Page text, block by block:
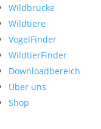
Wildbrücke
Wildtiere
VogelFinder
WildtierFinder
Downloadbereich
Über uns
Shop